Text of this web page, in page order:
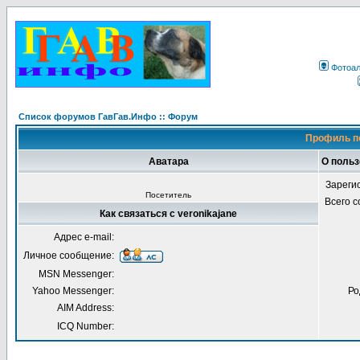
Список форумов ГавГав.Инфо :: Форум
Профиль
Аватара О
Посетитель
Всего
Как связаться с veronikajane
Адрес e-mail:
Личное сообщение:
MSN Messenger:
Yahoo Messenger:
AIM Address:
ICQ Number: